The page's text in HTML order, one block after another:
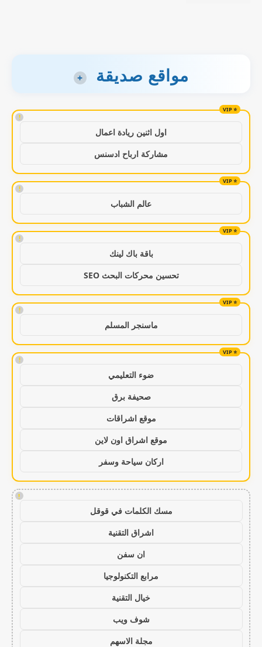
مواقع صديقة +
!
اول اثنين ريادة اعمال
مشاركة ارباح ادسنس
!
عالم الشباب
!
باقة باك لينك
تحسين محركات البحث SEO
!
ماسنجر المسلم
!
ضوء التعليمي
صحيفة برق
موقع اشراقات
موقع اشراق اون لاين
اركان سياحة وسفر
!
مسك الكلمات في قوقل
اشراق التقنية
ان سفن
مرابع التكنولوجيا
خيال التقنية
شوف ويب
مجلة الاسهم